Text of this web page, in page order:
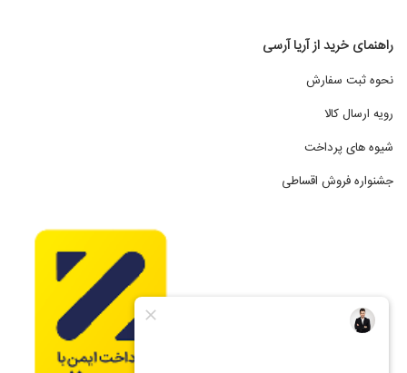
راهنمای خرید از آریا آرسی
نحوه ثبت سفارش
رویه ارسال کالا
شیوه های پرداخت
جشنواره فروش اقساطی